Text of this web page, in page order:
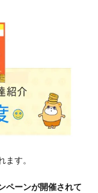
す。
ペーンが開催されて